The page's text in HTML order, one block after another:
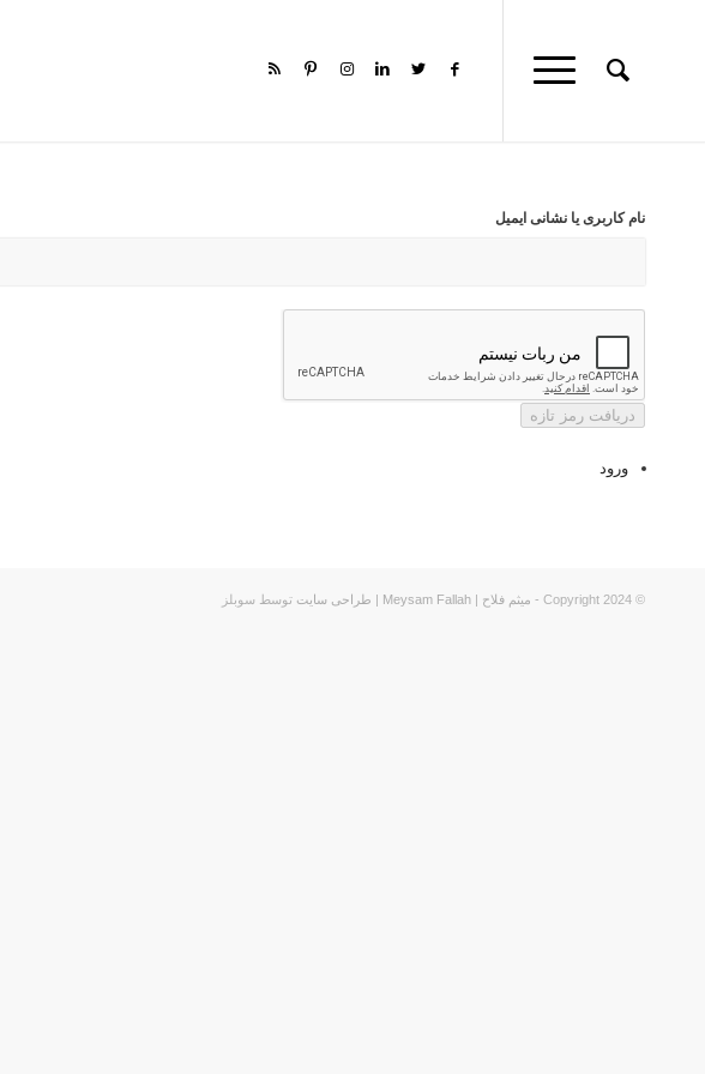
نام کاربری یا نشانی ایمیل
دریافت رمز تازه
ورود
© Copyright 2024 - میثم فلاح |
Meysam Fallah
| طراحی سایت توسط سوبلز